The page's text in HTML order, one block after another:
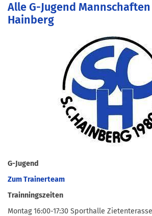
Alle G-Jugend Mannschaften
Hainberg
G-Jugend
Zum Trainerteam
Trainningszeiten
Montag 16:00-17:30 Sporthalle